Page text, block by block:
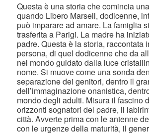
Questa è una storia che comincia
quando Libero Marsell, dodicenne,
può imparare ad amare. La famiglia
trasferita a Parigi. La madre ha
padre. Questa è la storia, raccontata
persona, di quel dodicenne che da
nel mondo guidato dalla luce
nome. Si muove come una sonda
separazione dei genitori, dentro il
dell’immaginazione onanistica,
mondo degli adulti. Misura il fascino
orizzonti sognatori del padre, il
città. Avverte prima con le antenne
con le urgenze della maturità, il